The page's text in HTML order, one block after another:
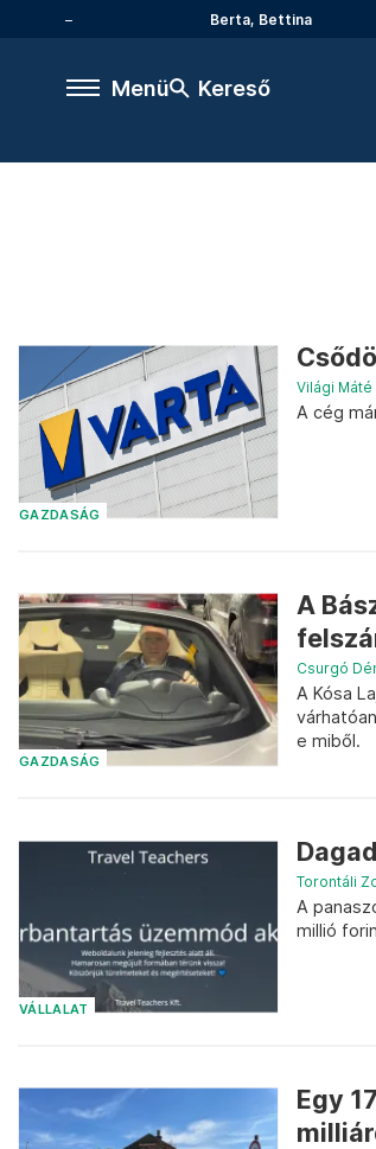
Berta, Bettina
Menü Kereső
GAZDASÁG
Világi Máté
A cég
GAZDASÁG
A
Csurgó
A Kósa
e miből.
VÁLLALAT
Torontáli
A
millió
Egy